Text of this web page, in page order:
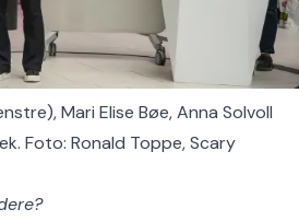
Mari Elise Bøe, Anna Solvoll
Foto: Ronald Toppe, Scary